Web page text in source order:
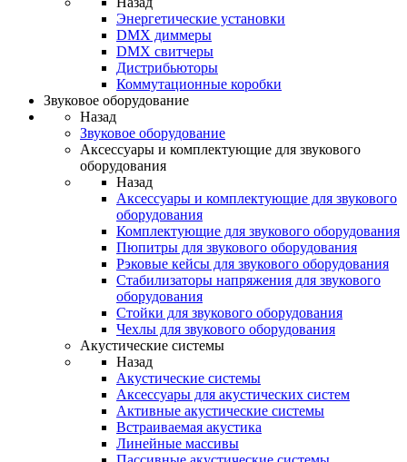
Энергетические установки
DMX диммеры
DMX свитчеры
Дистрибьюторы
Коммутационные коробки
Звуковое оборудование
Назад
Звуковое оборудование
Аксессуары и комплектующие для звукового
оборудования
Назад
Аксессуары и комплектующие для звукового
оборудования
Комплектующие для звукового оборудования
Пюпитры для звукового оборудования
Рэковые кейсы для звукового оборудования
Стабилизаторы напряжения для звукового
оборудования
Стойки для звукового оборудования
Чехлы для звукового оборудования
Акустические системы
Назад
Акустические системы
Аксессуары для акустических систем
Активные акустические системы
Встраиваемая акустика
Линейные массивы